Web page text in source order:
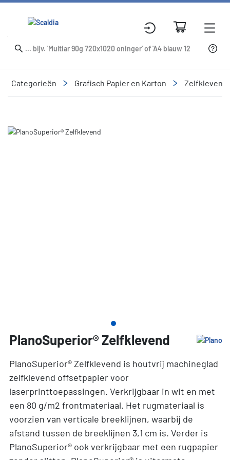
Categorieën Grafisch Papier en Karton Zelfklevend
Slide 1 of 1
PlanoSuperior® Zelfklevend
PlanoSuperior® Zelfklevend is houtvrij machineglad
zelfklevend offsetpapier voor
laserprinttoepassingen. Verkrijgbaar in wit en met
een 80 g/m2 frontmateriaal. Het rugmateriaal is
voorzien van verticale breeklijnen, waarbij de
afstand tussen de breeklijnen 3,1 cm is. Verder is
PlanoSuperior® ook verkrijgbaar met een rugpapier